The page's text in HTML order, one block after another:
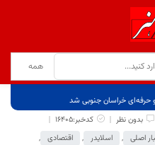
حرفه‌ای خراسان جنوبی شد
بدون نظر
کدخبر:16405
اصلی , اسلایدر , اقتصادی ,